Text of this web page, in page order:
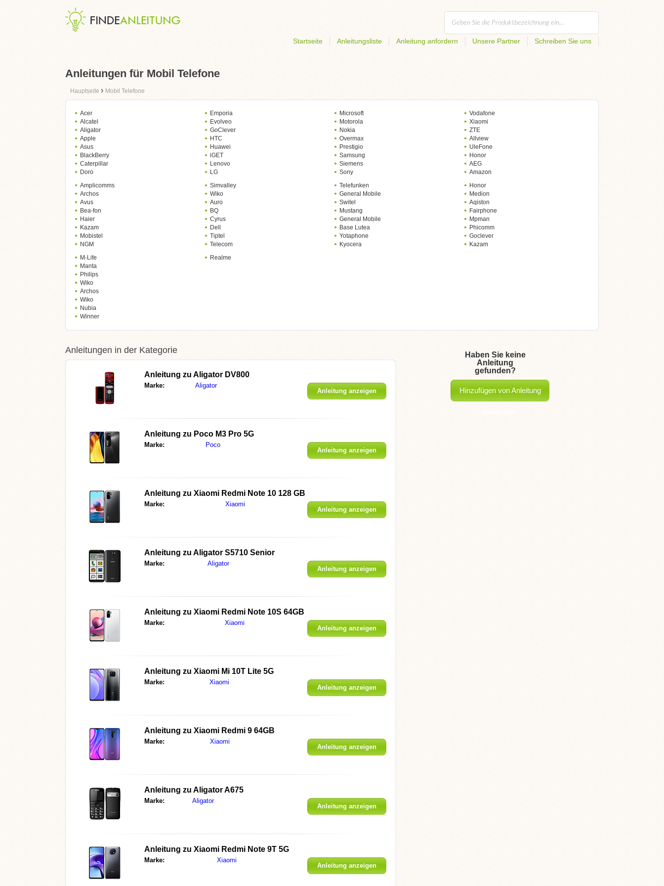
Startseite Anleitungsliste Anleitung anfordern Unsere Partner Schreiben Sie uns
Anleitungen für Mobil Telefone
Hauptseite › Mobil Telefone
Acer
Alcatel
Aligator
Apple
Asus
BlackBerry
Caterpillar
Doro
Emporia
Evolveo
GoClever
HTC
Huawei
iGET
Lenovo
LG
Microsoft
Motorola
Nokia
Overmax
Prestigio
Samsung
Siemens
Sony
Vodafone
Xiaomi
ZTE
Allview
UleFone
Honor
AEG
Amazon
Amplicomms
Archos
Avus
Bea-fon
Haier
Kazam
Mobistel
NGM
Simvalley
Wiko
Auro
BQ
Cyrus
Dell
Tiptel
Telecom
Telefunken
General Mobile
Switel
Mustang
General Mobile
Base Lutea
Yotaphone
Kyocera
Honor
Medion
Aqiston
Fairphone
Mpman
Phicomm
Goclever
Kazam
M-Life
Manta
Philips
Wiko
Archos
Wiko
Nubia
Winner
Realme
Anleitungen in der Kategorie
Anleitung zu Aligator DV800
Marke: Aligator
Anleitung anzeigen
Anleitung zu Poco M3 Pro 5G
Marke: Poco
Anleitung anzeigen
Anleitung zu Xiaomi Redmi Note 10 128 GB
Marke: Xiaomi
Anleitung anzeigen
Anleitung zu Aligator S5710 Senior
Marke: Aligator
Anleitung anzeigen
Anleitung zu Xiaomi Redmi Note 10S 64GB
Marke: Xiaomi
Anleitung anzeigen
Anleitung zu Xiaomi Mi 10T Lite 5G
Marke: Xiaomi
Anleitung anzeigen
Anleitung zu Xiaomi Redmi 9 64GB
Marke: Xiaomi
Anleitung anzeigen
Anleitung zu Aligator A675
Marke: Aligator
Anleitung anzeigen
Anleitung zu Xiaomi Redmi Note 9T 5G
Marke: Xiaomi
Anleitung anzeigen
Haben Sie keine
Anleitung
gefunden?
Hinzufügen von Anleitung